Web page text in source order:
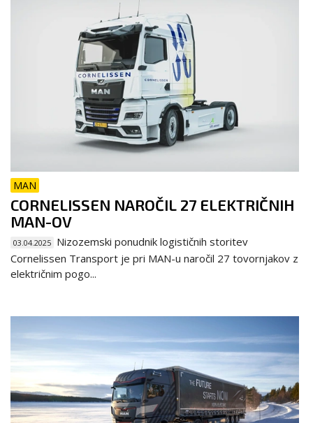
MAN
CORNELISSEN NAROČIL 27 ELEKTRIČNIH
MAN-OV
03.04.2025 Nizozemski ponudnik logističnih storitev
Cornelissen Transport je pri MAN-u naročil 27 tovornjakov z
električnim pogo...